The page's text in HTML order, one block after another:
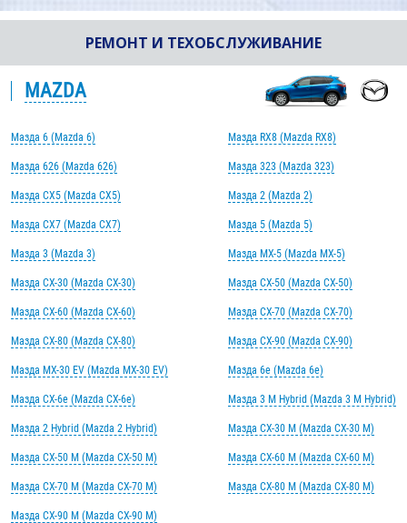
РЕМОНТ И ТЕХОБСЛУЖИВАНИЕ
MAZDA
Мазда 6 (Mazda 6)
Мазда 626 (Mazda 626)
Мазда CX5 (Mazda CX5)
Мазда CX7 (Mazda CX7)
Мазда 3 (Mazda 3)
Мазда CX-30 (Mazda CX-30)
Мазда CX-60 (Mazda CX-60)
Мазда CX-80 (Mazda CX-80)
Мазда MX-30 EV (Mazda MX-30 EV)
Мазда CX-6e (Mazda CX-6e)
Мазда 2 Hybrid (Mazda 2 Hybrid)
Мазда CX-50 M (Mazda CX-50 M)
Мазда CX-70 M (Mazda CX-70 M)
Мазда CX-90 M (Mazda CX-90 M)
Мазда RX8 (Mazda RX8)
Мазда 323 (Mazda 323)
Мазда 2 (Mazda 2)
Мазда 5 (Mazda 5)
Мазда MX-5 (Mazda MX-5)
Мазда CX-50 (Mazda CX-50)
Мазда CX-70 (Mazda CX-70)
Мазда CX-90 (Mazda CX-90)
Мазда 6e (Mazda 6e)
Мазда 3 M Hybrid (Mazda 3 M Hybrid)
Мазда CX-30 M (Mazda CX-30 M)
Мазда CX-60 M (Mazda CX-60 M)
Мазда CX-80 M (Mazda CX-80 M)